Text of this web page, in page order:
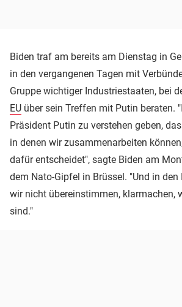
Biden traf am bereits am Dienstag in
in den vergangenen Tagen mit
Gruppe wichtiger Industriestaaten, bei
EU über sein Treffen mit Putin beraten.
Präsident Putin zu verstehen geben,
in denen wir zusammenarbeiten
dafür entscheidet", sagte Biden am
dem Nato-Gipfel in Brüssel. "Und in den
wir nicht übereinstimmen, klarmachen,
sind."